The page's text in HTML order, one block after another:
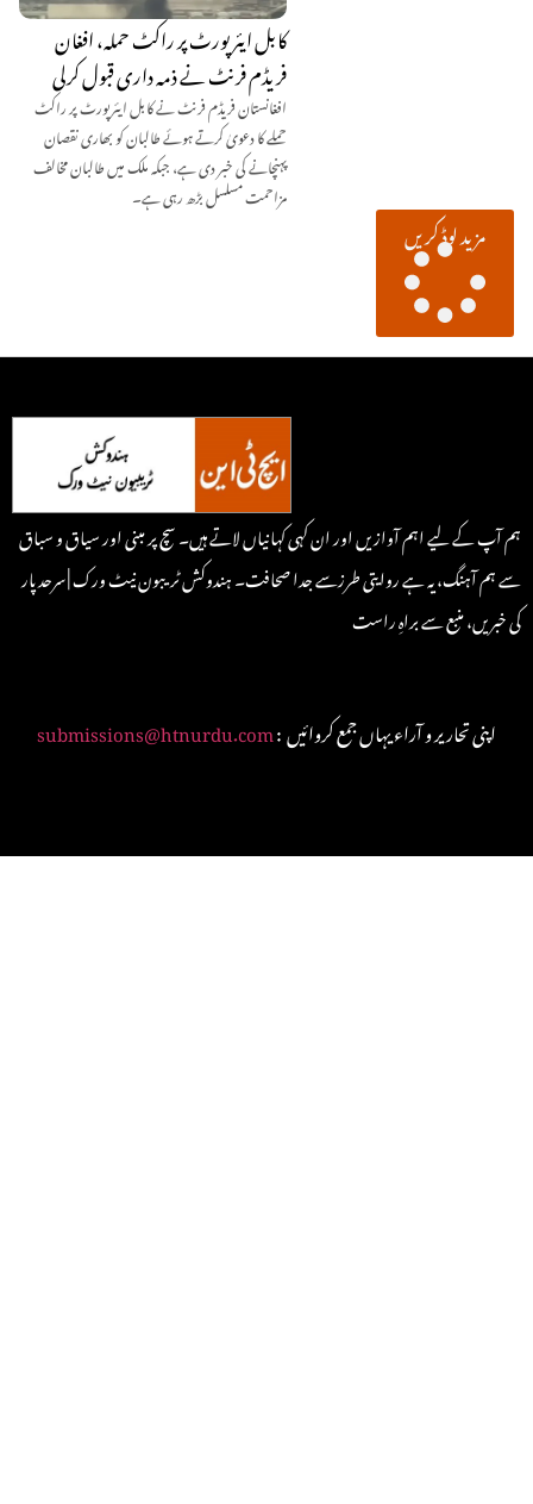
کابل ایئرپورٹ پر راکٹ حملہ، افغان
فریڈم فرنٹ نے ذمہ داری قبول کرلی
افغانستان فریڈم فرنٹ نے کابل ایئرپورٹ پر راکٹ
حملے کا دعویٰ کرتے ہوئے طالبان کو بھاری نقصان
پہنچانے کی خبر دی ہے، جبکہ ملک میں طالبان مخالف
مزاحمت مسلسل بڑھ رہی ہے۔
مزید لوڈ کریں
ہم آپ کے لیے اہم آوازیں اور ان کہی کہانیاں لاتے ہیں۔ سچ پر مبنی اور سیاق و سباق
سے ہم آہنگ، یہ ہے روایتی طرزسے جدا صحافت۔ ہندوکش ٹریبون نیٹ ورک | سرحد پار
کی خبریں، منبع سے براہِ راست
submissions@htnurdu.com : اپنی تحاریر و آراء یہاں جمع کروائیں